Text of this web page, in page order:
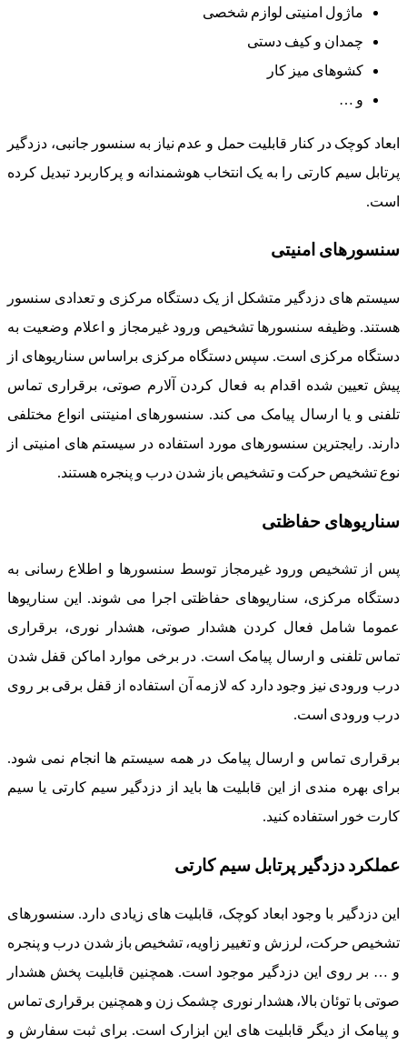
ماژول امنیتی لوازم شخصی
چمدان و کیف دستی
کشوهای میز کار
و …
ابعاد کوچک در کنار قابلیت حمل و عدم نیاز به سنسور جانبی، دزدگیر
پرتابل سیم کارتی را به یک انتخاب هوشمندانه و پرکاربرد تبدیل کرده
است.
سنسورهای امنیتی
سیستم های دزدگیر متشکل از یک دستگاه مرکزی و تعدادی سنسور
هستند. وظیفه سنسورها تشخیص ورود غیرمجاز و اعلام وضعیت به
دستگاه مرکزی است. سپس دستگاه مرکزی براساس سناریوهای از
پیش تعیین شده اقدام به فعال کردن آلارم صوتی، برقراری تماس
تلفنی و یا ارسال پیامک می کند. سنسورهای امنیتنی انواع مختلفی
دارند. رایجترین سنسورهای مورد استفاده در سیستم های امنیتی از
نوع تشخیص حرکت و تشخیص باز شدن درب و پنجره هستند.
سناریوهای حفاظتی
پس از تشخیص ورود غیرمجاز توسط سنسورها و اطلاع رسانی به
دستگاه مرکزی، سناریوهای حفاظتی اجرا می شوند. این سناریوها
عموما شامل فعال کردن هشدار صوتی، هشدار نوری، برقراری
تماس تلفنی و ارسال پیامک است. در برخی موارد اماکن قفل شدن
درب ورودی نیز وجود دارد که لازمه آن استفاده از قفل برقی بر روی
درب ورودی است.
برقراری تماس و ارسال پیامک در همه سیستم ها انجام نمی شود.
برای بهره مندی از این قابلیت ها باید از دزدگیر سیم کارتی یا سیم
کارت خور استفاده کنید.
عملکرد دزدگیر پرتابل سیم کارتی
این دزدگیر با وجود ابعاد کوچک، قابلیت های زیادی دارد. سنسورهای
تشخیص حرکت، لرزش و تغییر زاویه، تشخیص باز شدن درب و پنجره
و … بر روی این دزدگیر موجود است. همچنین قابلیت پخش هشدار
صوتی با توئان بالا، هشدار نوری چشمک زن و همچنین برقراری تماس
و پیامک از دیگر قابلیت های این ابزارک است. برای ثبت سفارش و